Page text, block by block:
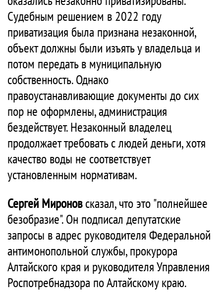
Судебным решением в 2022 году
приватизация была признана незаконной,
объект должны были изъять у владельца и
потом передать в муниципальную
собственность. Однако
правоустанавливающие документы до сих
пор не оформлены, администрация
бездействует. Незаконный владелец
продолжает требовать с людей деньги, хотя
качество воды не соответствует
установленным нормативам.
Сергей Мироновсказал, что это "полнейшее
безобразие". Он подписал депутатские
запросы в адрес руководителя Федеральной
антимонопольной службы, прокурора
Алтайского края и руководителя Управления
Роспотребнадзора по Алтайскому краю.